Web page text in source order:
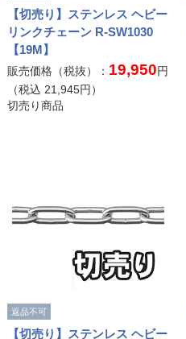
【切売り】ステンレス ヘビー
リンクチェーン R-SW1030
【19M】
販売価格（税抜）： 19,950円
（税込 21,945円）
切売り商品
返品不可
【切売り】ステンレス ヘビー